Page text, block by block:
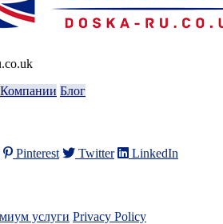
Компании Блог
Pinterest Twitter LinkedIn
услуги Privacy Policy